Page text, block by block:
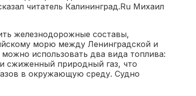
читатель Калининград.Ru Михаил
железнодорожные составы,
морю между Ленинградской и
использовать два вида топлива:
сжиженный природный газ, что
в окружающую среду. Судно